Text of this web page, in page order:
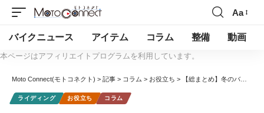
Aa
バイクニュース アイテム コラム 整備 動画
本ページはアフィリエイトプログラムを利用しています。
Moto Connect(モトコネクト) > 記事 > コラム > お役立ち > 【総まとめ】冬のバイクに乗るベテランライダーがやっている「上級者の工夫」10選
ライディング お役立ち コラム